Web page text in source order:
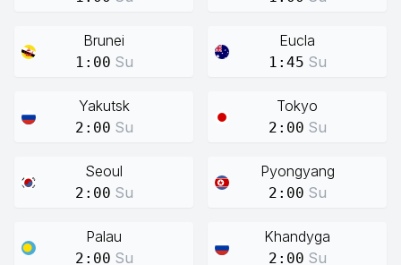
Brunei
1:00 Su
Eucla
1:45 Su
Yakutsk
2:00 Su
Tokyo
2:00 Su
Seoul
2:00 Su
Pyongyang
2:00 Su
Palau
2:00 Su
Khandyga
2:00 Su